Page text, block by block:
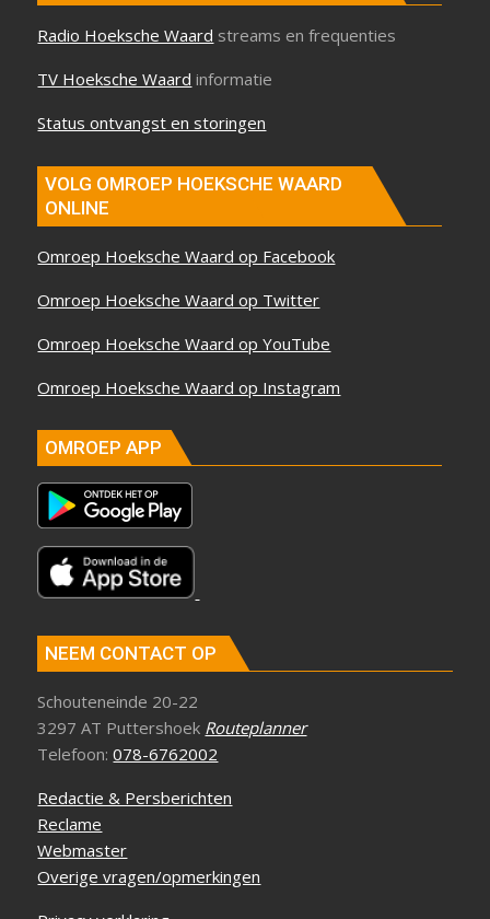
Radio Hoeksche Waard streams en frequenties
TV Hoeksche Waard informatie
Status ontvangst en storingen
VOLG OMROEP HOEKSCHE WAARD
ONLINE
Omroep Hoeksche Waard op Facebook
Omroep Hoeksche Waard op Twitter
Omroep Hoeksche Waard op YouTube
Omroep Hoeksche Waard op Instagram
OMROEP APP
NEEM CONTACT OP
Schouteneinde 20-22
3297 AT Puttershoek Routeplanner
Telefoon:078-6762002
Redactie & Persberichten
Reclame
Webmaster
Overige vragen/opmerkingen